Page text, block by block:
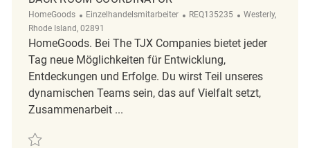
HomeGoods Kategorie
Einzelhandelsmitarbeiter ReqId
REQ135235 Ort
Westerly,
Rhode Island, 02891
HomeGoods. Bei The TJX Companies bietet jeder
Tag neue Möglichkeiten für Entwicklung,
Entdeckungen und Erfolge. Du wirst Teil unseres
dynamischen Teams sein, das auf Vielfalt setzt,
Zusammenarbeit ...
Retten Back Room Coordinator REQ135235